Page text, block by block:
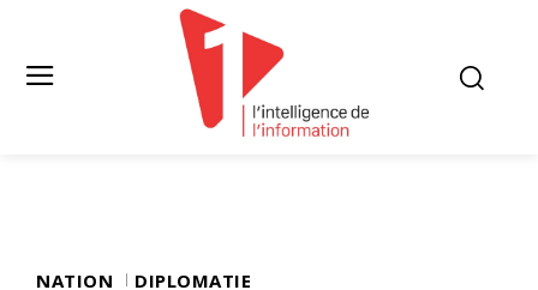
NATION DIPLOMATIE